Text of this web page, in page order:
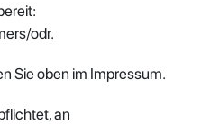
odr.
Sie oben im Impressum.
an